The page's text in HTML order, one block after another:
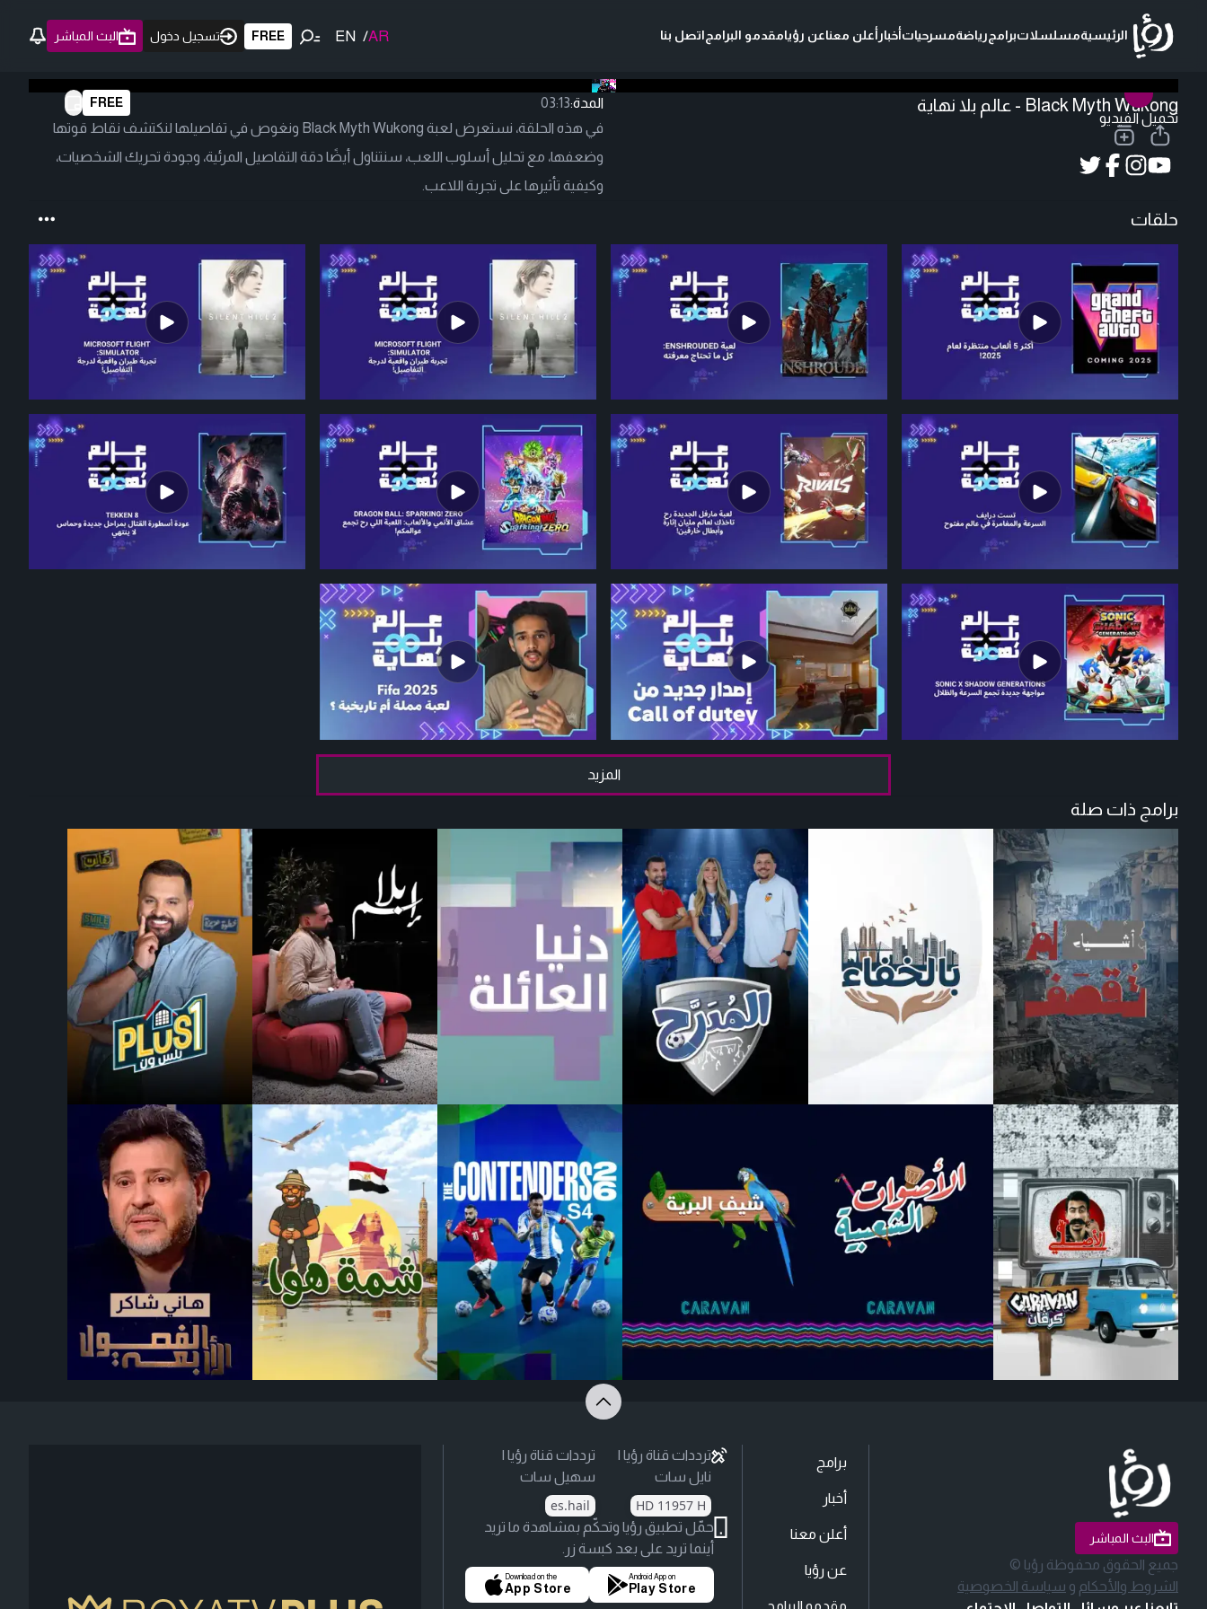
الرئيسيةمسلسلاتبرامجرياضةمسرحياتأخبارأعلن معناعن رؤيامقدمو البرامجاتصل بنا AR
/
EN
FREE تسجيل دخول البث المباشر
تحميل الفيديو
FREE Black Myth Wukong - عالم بلا نهاية المدة:03:13
في هذه الحلقة، نستعرض لعبة Black Myth Wukong ونغوص في تفاصيلها لنكتشف نقاط قوتها
وضعفها، مع تحليل أسلوب اللعب، سنتناول أيضًا دقة التفاصيل المرئية، وجودة تحريك الشخصيات،
وكيفية تأثيرها على تجربة اللاعب.
حلقات
المزيد
برامج ذات صلة
البث المباشر
جميع الحقوق محفوظة رؤيا ©
الشروط والأحكام و سياسة الخصوصية
برامج
أخبار
أعلن معنا
عن رؤيا
مقدمو البرامج
ترددات قناة رؤيا |
نايل سات
HD 11957 H
ترددات قناة رؤيا |
سهيل سات
es.hail
حمّل تطبيق رؤيا وتحكّم بمشاهدة ما تريد
أينما تريد على بعد كبسة زر.
Android App on
Play Store
Download on the
App Store